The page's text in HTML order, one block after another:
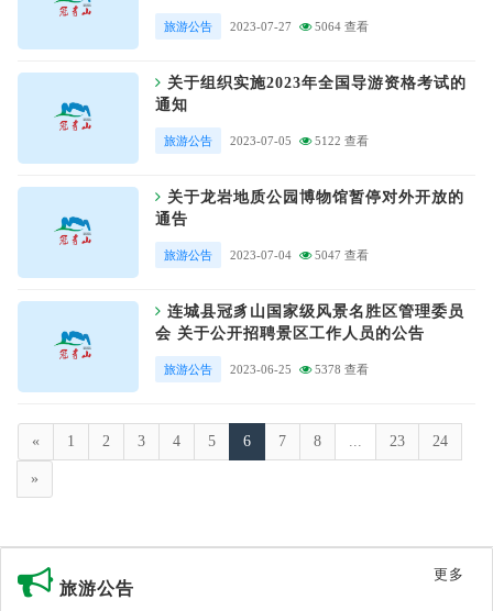
旅游公告 2023-07-27 5064 查看
关于组织实施2023年全国导游资格考试的
通知
旅游公告 2023-07-05 5122 查看
关于龙岩地质公园博物馆暂停对外开放的
通告
旅游公告 2023-07-04 5047 查看
连城县冠豸山国家级风景名胜区管理委员
会 关于公开招聘景区工作人员的公告
旅游公告 2023-06-25 5378 查看
« 1 2 3 4 5 6 7 8 ... 23 24
»
旅游公告
更多